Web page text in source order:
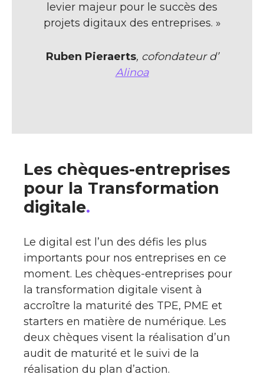
levier majeur pour le succès des
projets digitaux des entreprises. »
Ruben Pieraerts, cofondateur d’
Alinoa
Les chèques-entreprises
pour la Transformation
digitale.
Le digital est l’un des défis les plus
importants pour nos entreprises en ce
moment. Les chèques-entreprises pour
la transformation digitale visent à
accroître la maturité des TPE, PME et
starters en matière de numérique. Les
deux chèques visent la réalisation d’un
audit de maturité et le suivi de la
réalisation du plan d’action.